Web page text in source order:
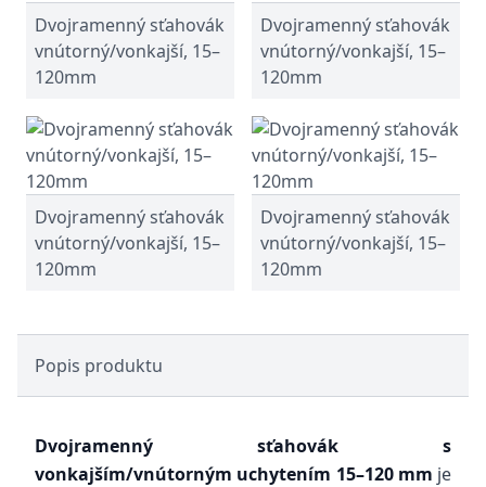
Dvojramenný sťahovák
vnútorný/vonkajší, 15–
120mm
Dvojramenný sťahovák
vnútorný/vonkajší, 15–
120mm
Dvojramenný sťahovák
vnútorný/vonkajší, 15–
120mm
Dvojramenný sťahovák
vnútorný/vonkajší, 15–
120mm
Popis produktu
Dvojramenný sťahovák s
vonkajším/vnútorným uchytením 15–120 mm je